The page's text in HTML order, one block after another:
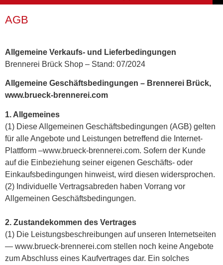
AGB
Allgemeine Verkaufs- und Lieferbedingungen
Brennerei Brück Shop – Stand: 07/2024
Allgemeine Geschäftsbedingungen – Brennerei Brück,
www.brueck-brennerei.com
1. Allgemeines
(1) Diese Allgemeinen Geschäftsbedingungen (AGB) gelten
für alle Angebote und Leistungen betreffend die Internet-
Plattform –www.brueck-brennerei.com. Sofern der Kunde
auf die Einbeziehung seiner eigenen Geschäfts- oder
Einkaufsbedingungen hinweist, wird diesen widersprochen.
(2) Individuelle Vertragsabreden haben Vorrang vor
Allgemeinen Geschäftsbedingungen.
2. Zustandekommen des Vertrages
(1) Die Leistungsbeschreibungen auf unseren Internetseiten
— www.brueck-brennerei.com stellen noch keine Angebote
zum Abschluss eines Kaufvertrages dar. Ein solches